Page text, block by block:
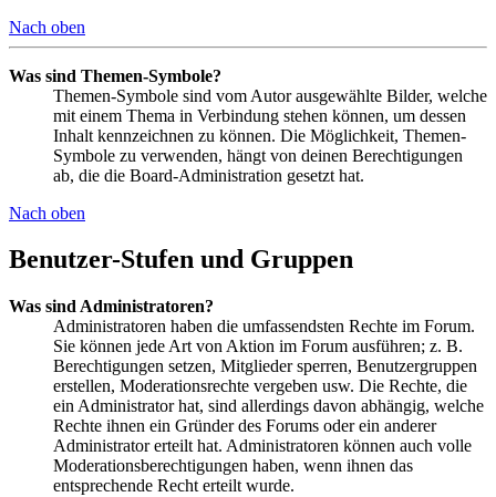
Nach oben
Was sind Themen-Symbole?
Themen-Symbole sind vom Autor ausgewählte Bilder, welche
mit einem Thema in Verbindung stehen können, um dessen
Inhalt kennzeichnen zu können. Die Möglichkeit, Themen-
Symbole zu verwenden, hängt von deinen Berechtigungen
ab, die die Board-Administration gesetzt hat.
Nach oben
Benutzer-Stufen und Gruppen
Was sind Administratoren?
Administratoren haben die umfassendsten Rechte im Forum.
Sie können jede Art von Aktion im Forum ausführen; z. B.
Berechtigungen setzen, Mitglieder sperren, Benutzergruppen
erstellen, Moderationsrechte vergeben usw. Die Rechte, die
ein Administrator hat, sind allerdings davon abhängig, welche
Rechte ihnen ein Gründer des Forums oder ein anderer
Administrator erteilt hat. Administratoren können auch volle
Moderationsberechtigungen haben, wenn ihnen das
entsprechende Recht erteilt wurde.